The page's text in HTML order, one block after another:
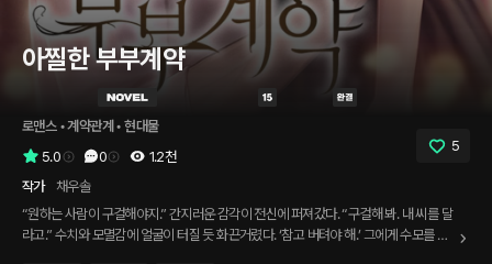
아찔한 부부계약
로맨스 • 계약관계 • 현대물
5.0
0 1.2천
5
작가
채우솔
“원하는 사람이 구걸해야지.” 간지러운 감각이 전신에 퍼져갔다. “구걸해 봐. 내 씨를 달
라고.” 수치와 모멸감에 얼굴이 터질 듯 화끈거렸다. ‘참고 버텨야 해.’ 그에게 수모를 준